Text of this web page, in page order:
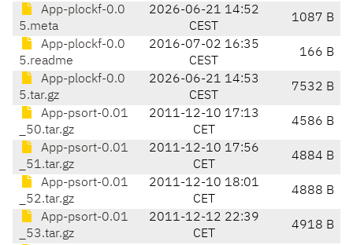
App-plockf-0.0
5.meta
2026-06-21 14:52
CEST
1087 B
App-plockf-0.0
5.readme
2016-07-02 16:35
CEST
166 B
App-plockf-0.0
5.tar.gz
2026-06-21 14:53
CEST
7532 B
App-psort-0.01
_50.tar.gz
2011-12-10 17:13
CET
4586 B
App-psort-0.01
_51.tar.gz
2011-12-10 17:56
CET
4884 B
App-psort-0.01
_52.tar.gz
2011-12-10 18:01
CET
4888 B
App-psort-0.01
_53.tar.gz
2011-12-12 22:39
CET
4918 B